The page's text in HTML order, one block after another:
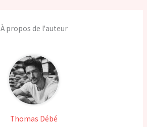
À propos de l'auteur
Thomas Débé